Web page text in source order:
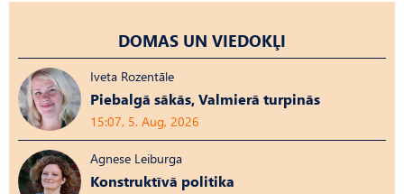
DOMAS UN VIEDOKĻI
Iveta Rozentāle
Piebalgā sākās, Valmierā turpinās
15:07, 5. Aug, 2026
Agnese Leiburga
Konstruktīvā politika